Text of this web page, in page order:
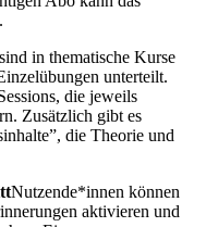
in thematische Kurse
unterteilt.
die jeweils
Zusätzlich gibt es
die Theorie und
Nutzende*innen können
aktivieren und